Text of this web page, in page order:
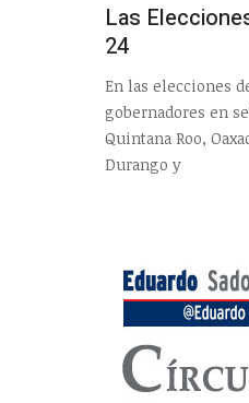
Las
24
En las elecciones
gobernadores en
Quintana Roo,
Durango y